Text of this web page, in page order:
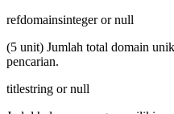
refdomainsinteger or null
(5 unit) Jumlah total domain
pencarian.
titlestring or null